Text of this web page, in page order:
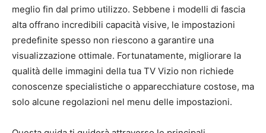
meglio fin dal primo utilizzo. Sebbene i modelli di fascia
alta offrano incredibili capacità visive, le impostazioni
predefinite spesso non riescono a garantire una
visualizzazione ottimale. Fortunatamente, migliorare la
qualità delle immagini della tua TV Vizio non richiede
conoscenze specialistiche o apparecchiature costose, ma
solo alcune regolazioni nel menu delle impostazioni.